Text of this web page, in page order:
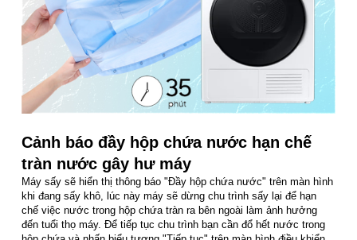
Cảnh báo đầy hộp chứa nước hạn chế
tràn nước gây hư máy
Máy sấy sẽ hiển thị thông báo "Đầy hộp chứa nước" trên màn hình
khi đang sấy khô, lúc này máy sẽ dừng chu trình sấy lại để hạn
chế việc nước trong hộp chứa tràn ra bên ngoài làm ảnh hưởng
đến tuổi thọ máy. Để tiếp tục chu trình bạn cần đổ hết nước trong